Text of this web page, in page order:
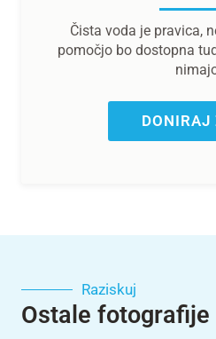
Čista voda je pravica,
pomočjo bo dostopna
DONIRAJ
Raziskuj
Ostale fotografije